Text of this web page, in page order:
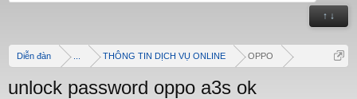
↑ ↓
Diễn đàn THÔNG TIN DỊCH VỤ ONLINE OPPO
unlock password oppo a3s ok